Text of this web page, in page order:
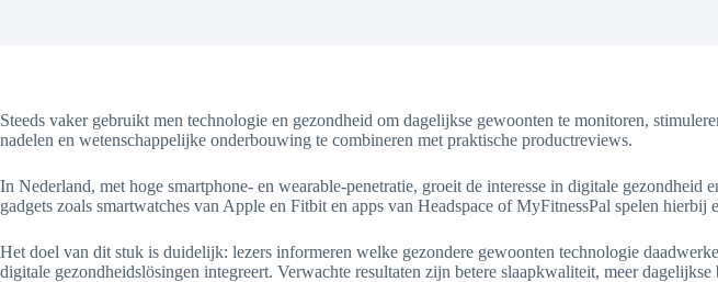
Steeds vaker gebruikt men technologie en gezondheid om dagelijkse gewoonten te monitoren,
nadelen en wetenschappelijke onderbouwing te combineren met praktische productreviews.
In Nederland, met hoge smartphone- en wearable-penetratie, groeit de interesse in digitale
gadgets zoals smartwatches van Apple en Fitbit en apps van Headspace of MyFitnessPal spelen hierbij
Het doel van dit stuk is duidelijk: lezers informeren welke gezondere gewoonten technologie
digitale gezondheidslösingen integreert. Verwachte resultaten zijn betere slaapkwaliteit, meer